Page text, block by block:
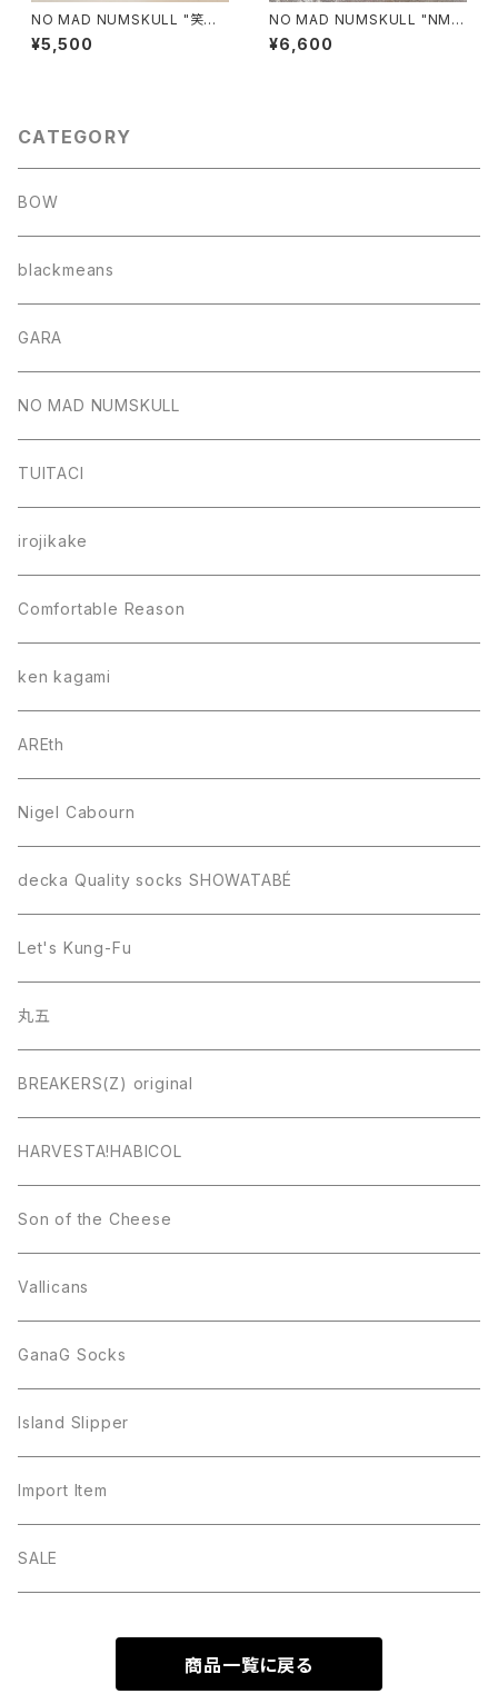
NO MAD NUMSKULL "笑温
泉 COTTON CAP"(GREEN)
¥5,500
NO MAD NUMSKULL "NMN
×壊し屋 MULTI PRINT S/T"
(BLACK.XL)
¥6,600
CATEGORY
BOW
blackmeans
GARA
NO MAD NUMSKULL
TUITACI
irojikake
Comfortable Reason
ken kagami
AREth
Nigel Cabourn
decka Quality socks SHOWATABÉ
Let's Kung-Fu
丸五
BREAKERS(Z) original
HARVESTA!HABICOL
Son of the Cheese
Vallicans
GanaG Socks
Island Slipper
Import Item
SALE
商品一覧に戻る